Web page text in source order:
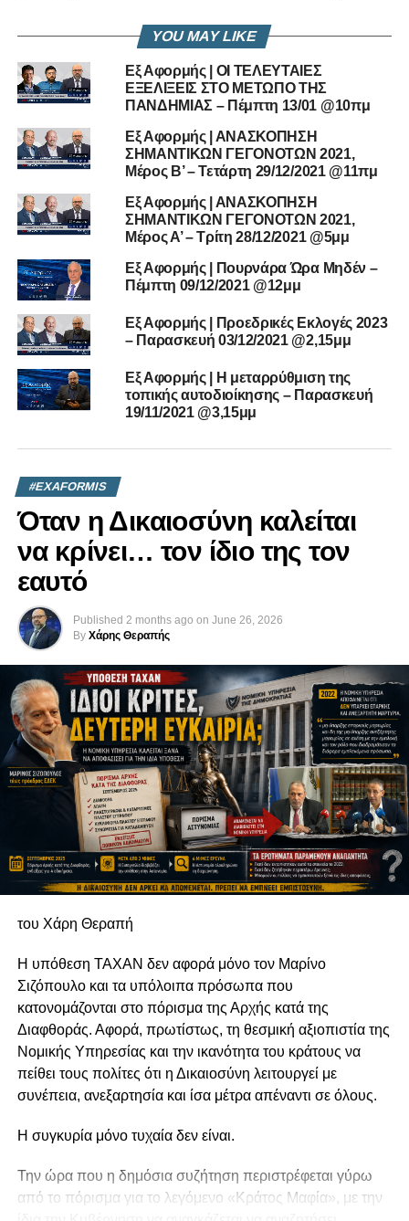
30/09/2020
YOU MAY LIKE
Εξ Αφορμής | ΟΙ ΤΕΛΕΥΤΑΙΕΣ
ΕΞΕΛΙΞΕΙΣ ΣΤΟ ΜEΤΩΠΟ ΤΗΣ
ΠΑΝΔΗΜΙΑΣ – Πέμπτη 13/01 @10πμ
Εξ Αφορμής | ΑΝΑΣΚΟΠΗΣΗ
ΣΗΜΑΝΤΙΚΩΝ ΓΕΓΟΝΟΤΩΝ 2021,
Μέρος B’ – Τετάρτη 29/12/2021 @11πμ
Εξ Αφορμής | ΑΝΑΣΚΟΠΗΣΗ
ΣΗΜΑΝΤΙΚΩΝ ΓΕΓΟΝΟΤΩΝ 2021,
Μέρος Α’ – Τρίτη 28/12/2021 @5μμ
Εξ Αφορμής | Πουρνάρα Ώρα Μηδέν –
Πέμπτη 09/12/2021 @12μμ
Εξ Αφορμής | Προεδρικές Εκλογές 2023
– Παρασκευή 03/12/2021 @2,15μμ
Εξ Αφορμής | H μεταρρύθμιση της
τοπικής αυτοδιοίκησης – Παρασκευή
19/11/2021 @3,15μμ
#EXAFORMIS
Όταν η Δικαιοσύνη καλείται
να κρίνει… τον ίδιο της τον
εαυτό
Published 2 months ago on June 26, 2026
By Χάρης Θεραπής
του Χάρη Θεραπή
Η υπόθεση TAXAN δεν αφορά μόνο τον Μαρίνο
Σιζόπουλο και τα υπόλοιπα πρόσωπα που
κατονομάζονται στο πόρισμα της Αρχής κατά της
Διαφθοράς. Αφορά, πρωτίστως, τη θεσμική αξιοπιστία της
Νομικής Υπηρεσίας και την ικανότητα του κράτους να
πείθει τους πολίτες ότι η Δικαιοσύνη λειτουργεί με
συνέπεια, ανεξαρτησία και ίσα μέτρα απέναντι σε όλους.
Η συγκυρία μόνο τυχαία δεν είναι.
Την ώρα που η δημόσια συζήτηση περιστρέφεται γύρω
από το πόρισμα για το λεγόμενο «Κράτος Μαφία», με την